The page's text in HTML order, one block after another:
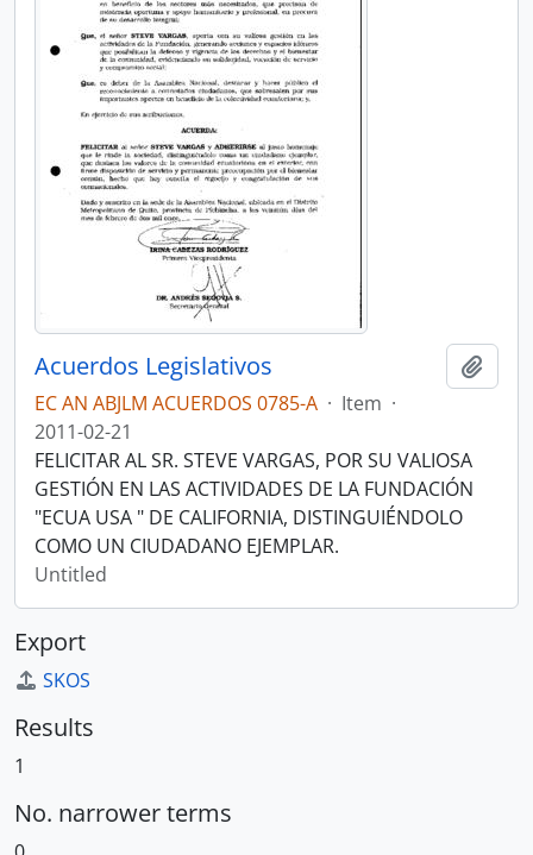
Acuerdos Legislativos
EC AN ABJLM ACUERDOS 0785-A · Item ·
2011-02-21
FELICITAR AL SR. STEVE VARGAS, POR SU VALIOSA
GESTIÓN EN LAS ACTIVIDADES DE LA FUNDACIÓN
"ECUA USA " DE CALIFORNIA, DISTINGUIÉNDOLO
COMO UN CIUDADANO EJEMPLAR.
Untitled
Export
SKOS
Results
1
No. narrower terms